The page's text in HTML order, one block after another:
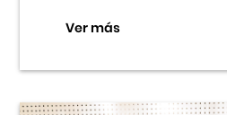
Ver más